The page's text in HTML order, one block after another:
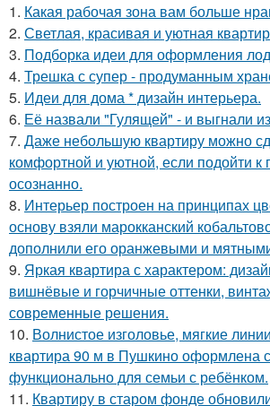
1. Какая рабочая зона вам больше
2. Светлая, красивая и уютная
3. Подборка идеи для оформления
4. Трешка с супер - продуманным
5. Идеи для дома * дизайн интерьера.
6. Её назвали "Гулящей" - и выгнали
7. Даже небольшую квартиру можно
комфортной и уютной, если подойти к
осознанно.
8. Интерьер построен на принципах
основу взяли марокканский
дополнили его оранжевыми и
9. Яркая квартира с характером:
вишнёвые и горчичные оттенки,
современные решения.
10. Волнистое изголовье, мягкие
квартира 90 м в Пушкино оформлена
функционально для семьи с ребёнком.
11. Квартиру в старом фонде